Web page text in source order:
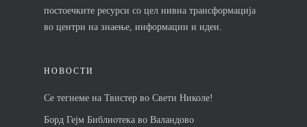
постоечките ресурси со цел нивна трансформација
во центри на знаење, информации и идеи.
НОВОСТИ
Се тегнеме на Твистер во Свети Николе!
Борд Гејм Библиотека во Валандово
Почетна
Новости